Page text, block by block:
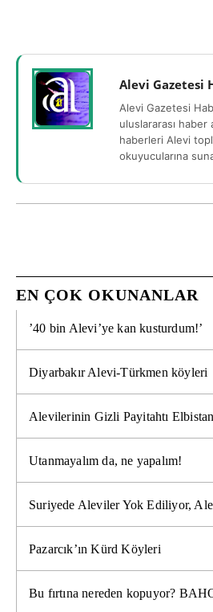
Alevi Gazetesi
Alevi Gazetesi
uluslararası haber
haberleri Alevi
okuyucularına
EN ÇOK OKUNANLAR
’40 bin Alevi’ye kan kusturdum!’
Diyarbakır Alevi-Türkmen köyleri
Alevilerinin Gizli Payitahtı
Utanmayalım da, ne yapalım!
Suriyede Aleviler Yok Ediliyor,
Pazarcık’ın Kürd Köyleri
Bu fırtına nereden kopuyor?